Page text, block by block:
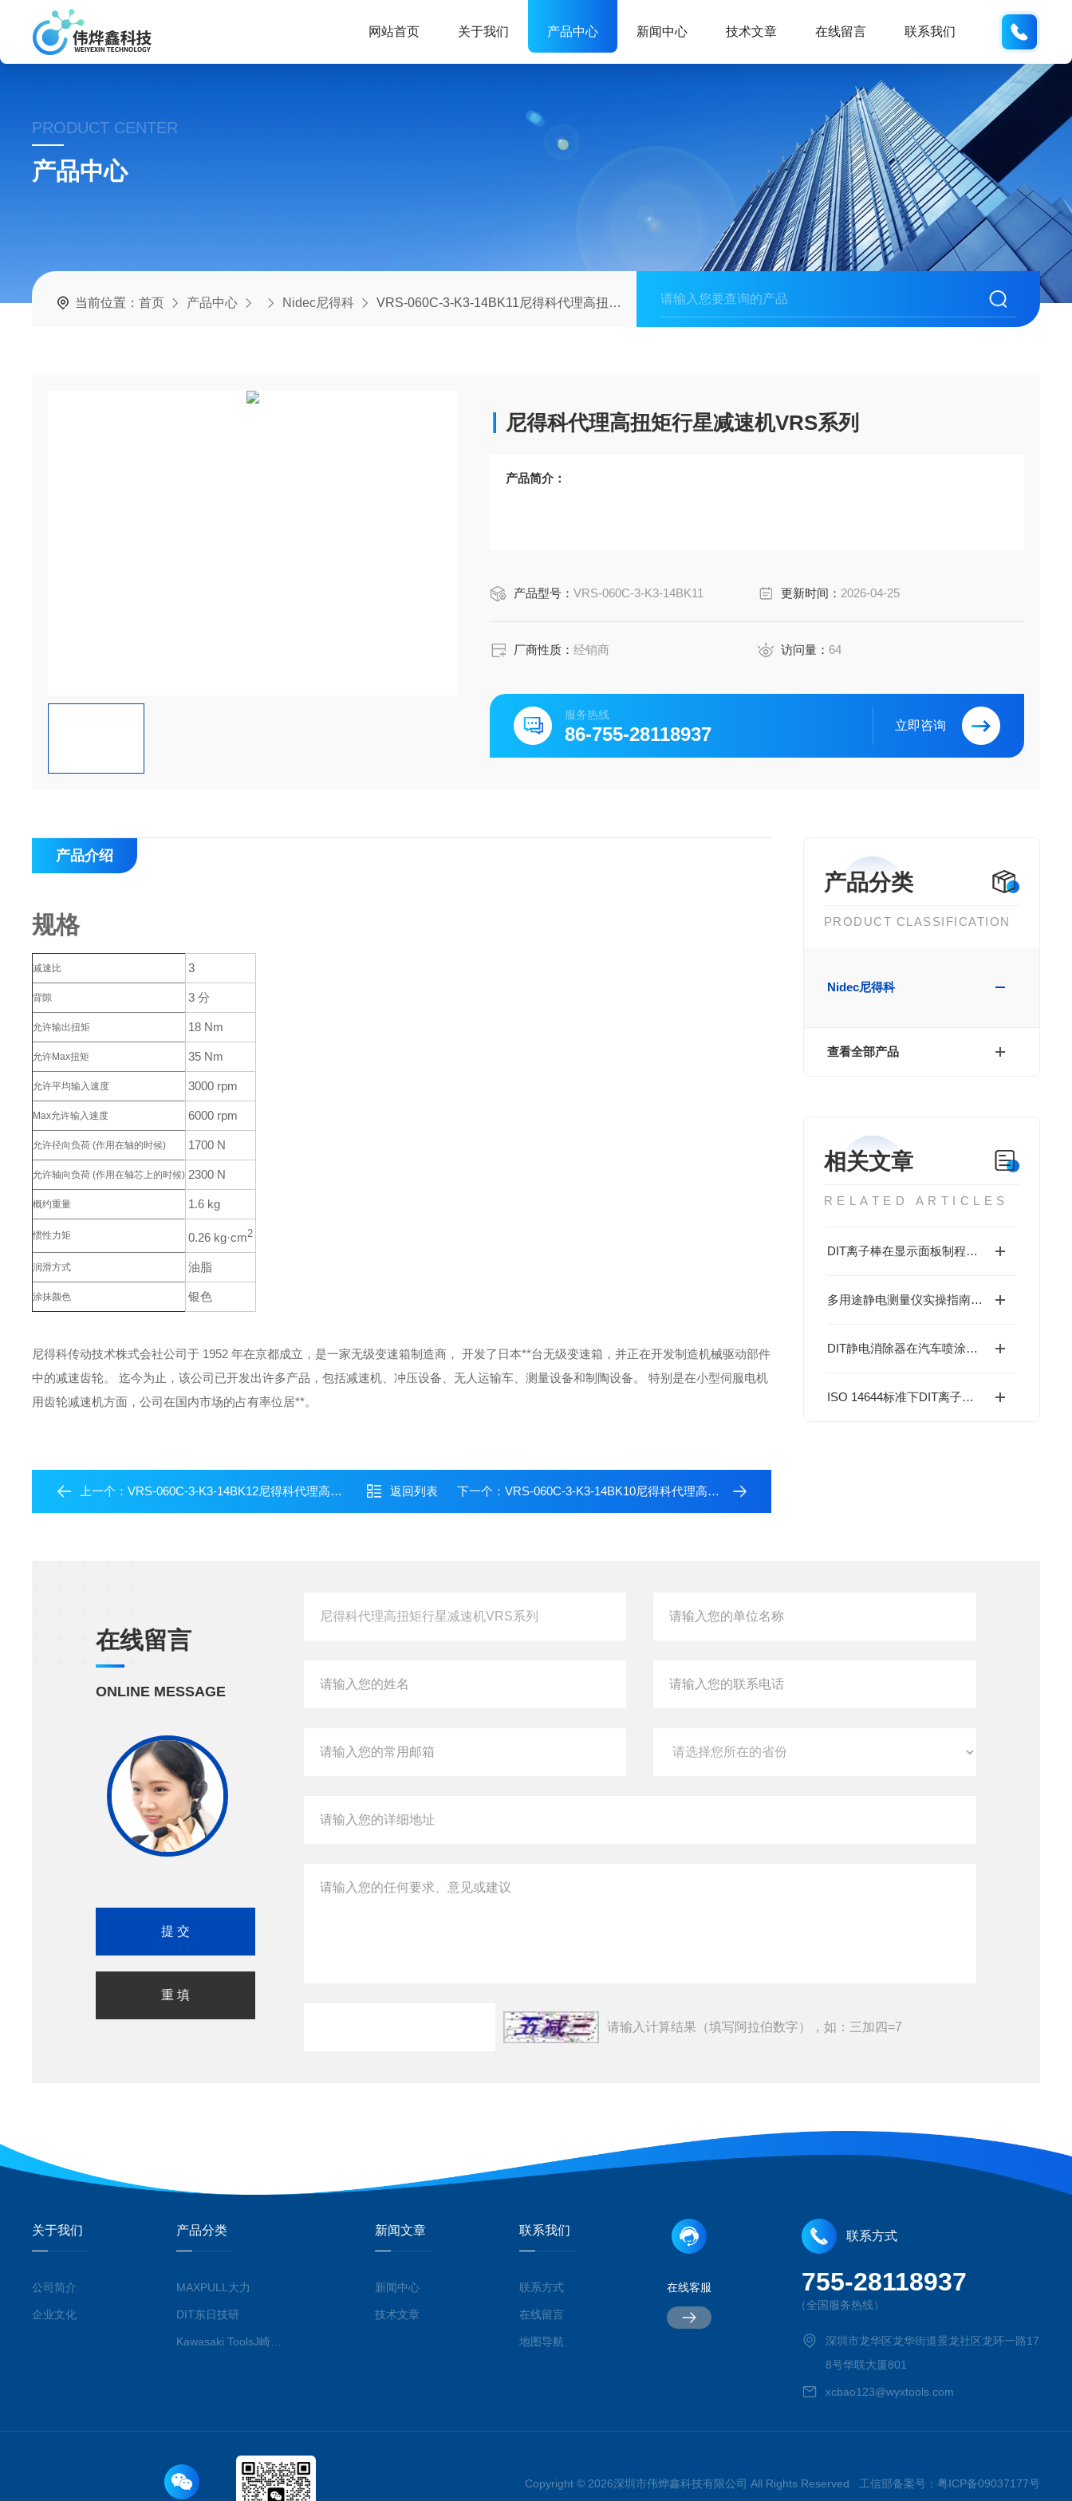
网站首页 关于我们 产品中心 新闻中心 技术文章 在线留言 联系我们
PRODUCT CENTER
产品中心
当前位置：首页 产品中心 Nidec尼得科 VRS-060C-3-K3-14BK11尼得科代理高扭矩行星减速机VRS系列
尼得科代理高扭矩行星减速机VRS系列
产品简介：
产品型号：VRS-060C-3-K3-14BK11 更新时间： 2026-04-25
厂商性质：经销商 访问量： 64
服务热线
86-755-28118937 立即咨询
产品分类
PRODUCT CLASSIFICATION
Nidec尼得科
查看全部产品
相关文章
RELATED ARTICLES
DIT离子棒在显示面板制程中的静电管理配置建议
多用途静电测量仪实操指南：几步解锁精准测量，新手也能轻松上手
DIT静电消除器在汽车喷涂与内饰组装中的应用
ISO 14644标准下DIT离子棒的洁净室静电消除优化
产品介绍
规格
减速比 3
背隙 3 分
允许输出扭矩 18 Nm
允许Max扭矩 35 Nm
允许平均输入速度 3000 rpm
Max允许输入速度 6000 rpm
允许径向负荷 (作用在轴的时候) 1700 N
允许轴向负荷 (作用在轴芯上的时候) 2300 N
概约重量 1.6 kg
惯性力矩 0.26 kg·cm2
润滑方式 油脂
涂抹颜色 银色
尼得科传动技术株式会社公司于 1952 年在京都成立，是一家无级变速箱制造商，
开发了日本**台无级变速箱，并正在开发制造机械驱动部件
中的减速齿轮。
迄今为止，该公司已开发出许多产品，包括减速机、冲压设备、无人运输车、测量设备和制陶设备。
特别是在小型伺服电机
用齿轮减速机方面，公司在国内市场的占有率位居**。
上一个：VRS-060C-3-K3-14BK12尼得科代理高扭矩行星减速机VRS系列 返回列表 下一个： VRS-060C-3-K3-14BK10尼得科代理高扭矩行星减速机VRS系列
在线留言
ONLINE MESSAGE
请输入计算结果（填写阿拉伯数字），如：三加四=7
关于我们
公司简介
企业文化
产品分类
MAXPULL大力
DIT东日技研
Kawasaki ToolsJ崎工具
新闻文章
新闻中心
技术文章
联系我们
联系方式
在线留言
地图导航
在线客服
联系方式
755-28118937
（全国服务热线）
深圳市龙华区龙华街道景龙社区龙环一路17
8号华联大厦801
xcbao123@wyxtools.com
Copyright © 2026深圳市伟烨鑫科技有限公司 All Rights Reserved 工信部备案号： 粤ICP备09037177号